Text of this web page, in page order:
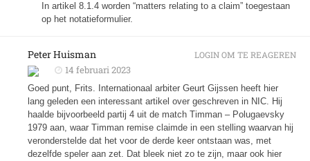
In artikel 8.1.4 worden “matters relating to a claim” toegestaan
op het notatieformulier.
Peter Huisman
14 februari 2023
Goed punt, Frits. Internationaal arbiter Geurt Gijssen heeft hier
lang geleden een interessant artikel over geschreven in NIC. Hij
haalde bijvoorbeeld partij 4 uit de match Timman – Polugaevsky
1979 aan, waar Timman remise claimde in een stelling waarvan hij
veronderstelde dat het voor de derde keer ontstaan was, met
dezelfde speler aan zet. Dat bleek niet zo te zijn, maar ook hier
LOGIN OM TE REAGEREN